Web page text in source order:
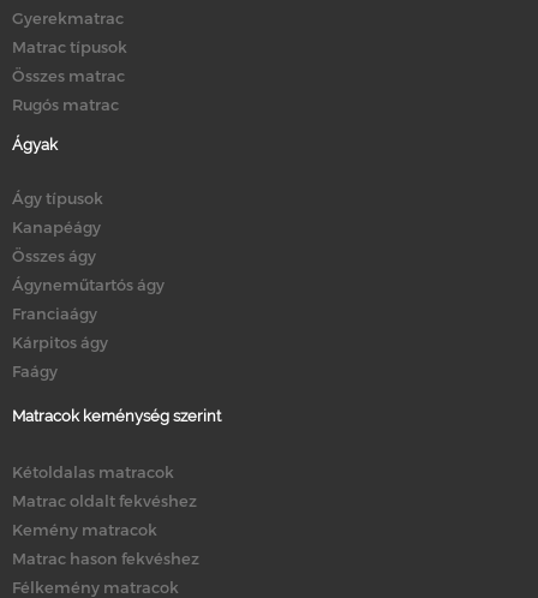
Gyerekmatrac
Matrac típusok
Összes matrac
Rugós matrac
Ágyak
Ágy típusok
Kanapéágy
Összes ágy
Ágyneműtartós ágy
Franciaágy
Kárpitos ágy
Faágy
Matracok keménység szerint
Kétoldalas matracok
Matrac oldalt fekvéshez
Kemény matracok
Matrac hason fekvéshez
Félkemény matracok